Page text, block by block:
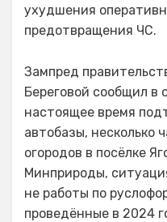
ухудшения
предотвращения ЧС.
Зампред
Береговой сообщил в
настоящее время
автобазы, несколько
огородов в посёлке
Минприроды,
не работы по
проведённые в 2024